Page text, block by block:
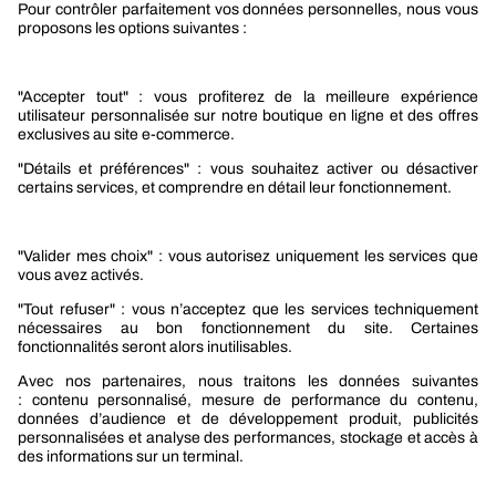
Le groupe Berner
Nos produits
Sélection produits automobile
Sélection produits bâtiment
Promotions
Nouveautés mobilité
Nouveautés construction
CARRIÈRES
NOTRE OFFRE
Entre vous et nous